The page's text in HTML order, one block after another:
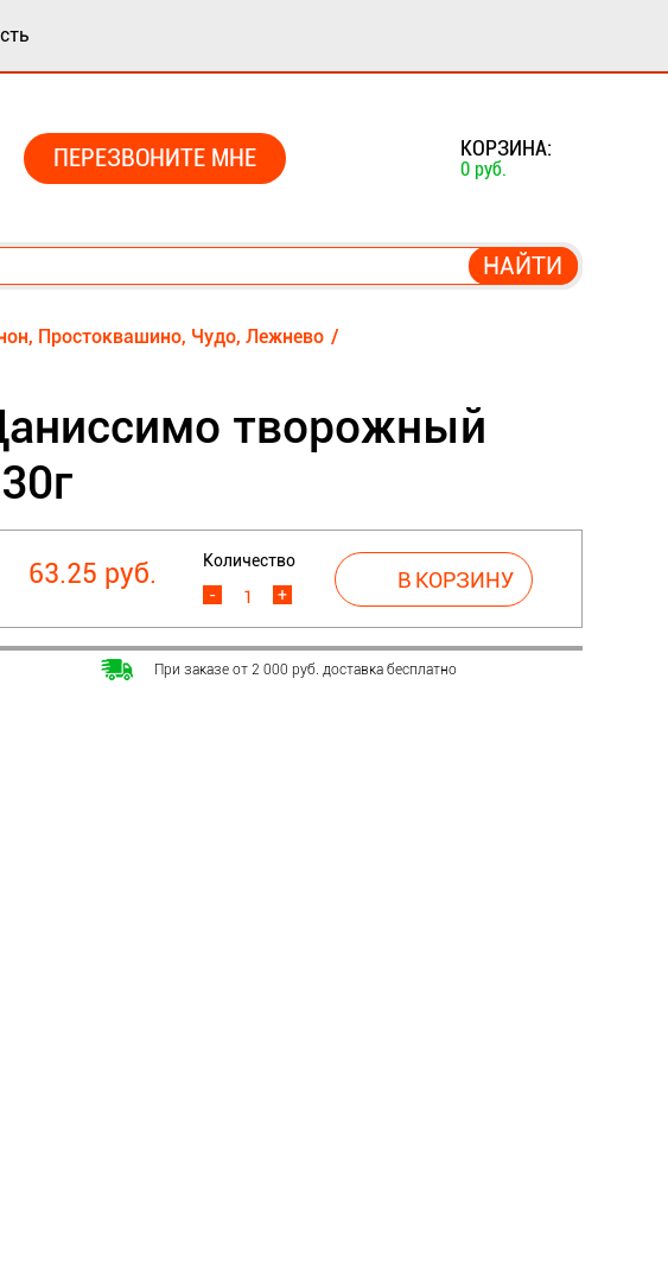
ПЕРЕЗВОНИТЕ МНЕ КОРЗИНА:
0 руб.
Простоквашино, Чудо, Лежнево
творожный
63.25 руб.
Количество
+
-
При заказе от 2 000 руб. доставка бесплатно